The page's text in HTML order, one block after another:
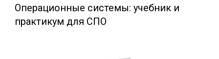
Акции и скидки
Операционные системы: учебник и
практикум для СПО